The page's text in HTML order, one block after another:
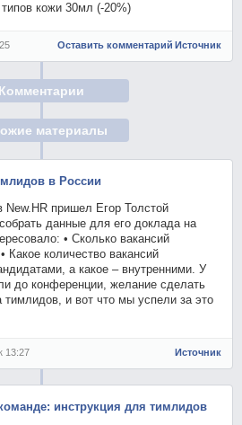
кожи 30мл (-20%)
Оставить комментарий Источник
Комментарии
материалы
в России
пришел Егор Толстой
данные для его доклада на
• Сколько вакансий
Какое количество вакансий
а какое – внутренними. У
до конференции, желание сделать
тимлидов, и вот что мы успели за это
13:27 Источник
инструкция для тимлидов